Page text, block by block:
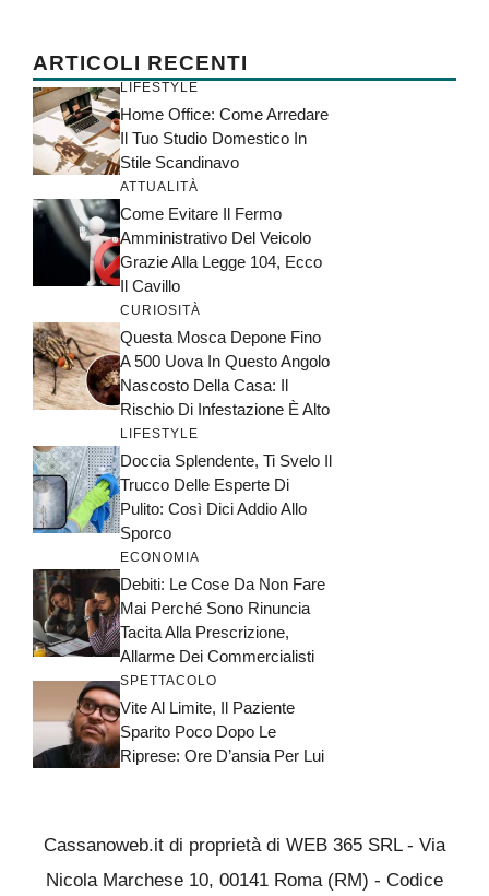
ARTICOLI RECENTI
LIFESTYLE
Home Office: Come Arredare
Il Tuo Studio Domestico In
Stile Scandinavo
ATTUALITÀ
Come Evitare Il Fermo
Amministrativo Del Veicolo
Grazie Alla Legge 104, Ecco
Il Cavillo
CURIOSITÀ
Questa Mosca Depone Fino
A 500 Uova In Questo Angolo
Nascosto Della Casa: Il
Rischio Di Infestazione È Alto
LIFESTYLE
Doccia Splendente, Ti Svelo Il
Trucco Delle Esperte Di
Pulito: Così Dici Addio Allo
Sporco
ECONOMIA
Debiti: Le Cose Da Non Fare
Mai Perché Sono Rinuncia
Tacita Alla Prescrizione,
Allarme Dei Commercialisti
SPETTACOLO
Vite Al Limite, Il Paziente
Sparito Poco Dopo Le
Riprese: Ore D’ansia Per Lui
Cassanoweb.it di proprietà di WEB 365 SRL - Via
Nicola Marchese 10, 00141 Roma (RM) - Codice